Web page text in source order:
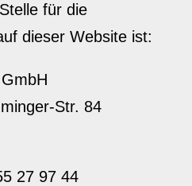
für die
dieser Website ist:
Str. 84
27 97 44